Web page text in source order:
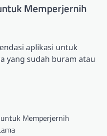
Memperjernih
aplikasi untuk
yang sudah buram atau
Memperjernih